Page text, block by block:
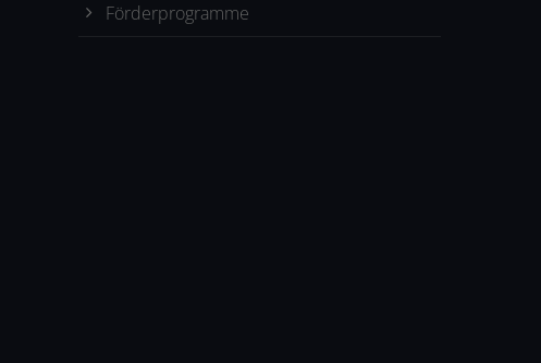
Förderprogramme